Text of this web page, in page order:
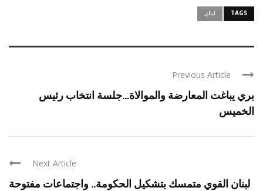
TAGS لبنان
Previous Article
بري يباغت المعارضة والموالاة…جلسة انتخاب رئيس
الخميس
Next Article
لبنان القوي متمسك بتشكيل الحكومة.. واجتماعات مفتوحة